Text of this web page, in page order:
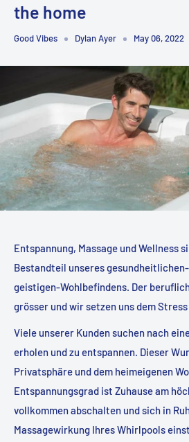
the home
Good Vibes Dylan Ayer May 06, 2022
Entspannung, Massage und Wellness
Bestandteil unseres
geistigen-Wohlbefindens. Der
grösser und wir setzen uns dem
Viele unserer Kunden suchen nach
erholen und zu entspannen. Dieser
Privatsphäre und dem heimeigenen
Entspannungsgrad ist Zuhause am
vollkommen abschalten und sich in
Massagewirkung Ihres Whirlpools